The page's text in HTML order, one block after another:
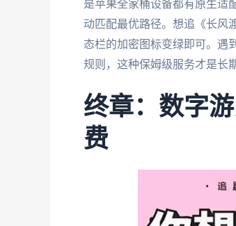
是苹果全家桶设备都有原生适
动匹配最优路径。想追《长风
态栏的加密图标变绿即可。遇
规则，这种保姆级服务才是长
终章：数字
费